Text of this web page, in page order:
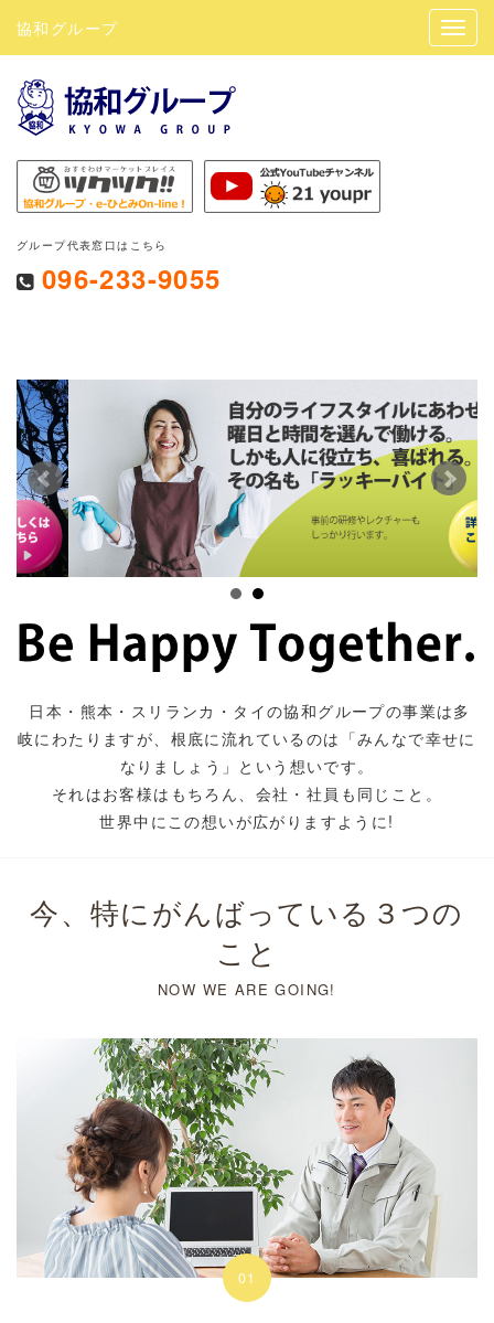
協和グループ
グループ代表窓口はこちら
096-233-9055
日本・熊本・スリランカ・タイの協和グループの事業は多
岐にわたりますが、根底に流れているのは「みんなで幸せに
なりましょう」という想いです。
それはお客様はもちろん、会社・社員も同じこと。
世界中にこの想いが広がりますように!
今、特にがんばっている３つの
こと
NOW WE ARE GOING!
01